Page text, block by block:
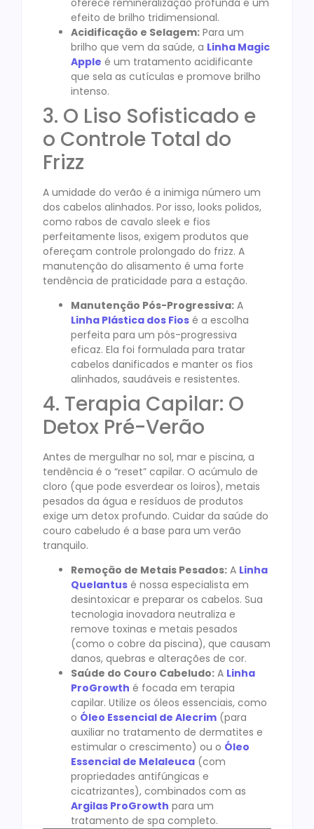
efeito de brilho tridimensional.
Acidificação e Selagem: Para um
brilho que vem da saúde, a Linha Magic
Apple é um tratamento acidificante
que sela as cutículas e promove brilho
intenso.
3. O Liso Sofisticado e
o Controle Total do
Frizz
A umidade do verão é a inimiga número um
dos cabelos alinhados. Por isso, looks polidos,
como rabos de cavalo sleek e fios
perfeitamente lisos, exigem produtos que
ofereçam controle prolongado do frizz. A
manutenção do alisamento é uma forte
tendência de praticidade para a estação.
Manutenção Pós-Progressiva: A
Linha Plástica dos Fios é a escolha
perfeita para um pós-progressiva
eficaz. Ela foi formulada para tratar
cabelos danificados e manter os fios
alinhados, saudáveis e resistentes.
4. Terapia Capilar: O
Detox Pré-Verão
Antes de mergulhar no sol, mar e piscina, a
tendência é o “reset” capilar. O acúmulo de
cloro (que pode esverdear os loiros), metais
pesados da água e resíduos de produtos
exige um detox profundo. Cuidar da saúde do
couro cabeludo é a base para um verão
tranquilo.
Remoção de Metais Pesados: A Linha
Quelantus é nossa especialista em
desintoxicar e preparar os cabelos. Sua
tecnologia inovadora neutraliza e
remove toxinas e metais pesados
(como o cobre da piscina), que causam
danos, quebras e alterações de cor.
Saúde do Couro Cabeludo: A Linha
ProGrowth é focada em terapia
capilar. Utilize os óleos essenciais, como
o Óleo Essencial de Alecrim (para
auxiliar no tratamento de dermatites e
estimular o crescimento) ou o Óleo
Essencial de Melaleuca (com
propriedades antifúngicas e
cicatrizantes), combinados com as
Argilas ProGrowth para um
tratamento de spa completo.